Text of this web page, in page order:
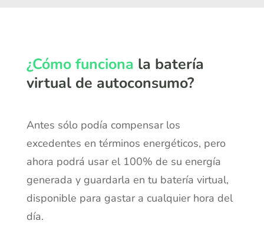
¿Cómo funciona la batería
virtual de autoconsumo?
Antes sólo podía compensar los
excedentes en términos energéticos, pero
ahora podrá usar el 100% de su energía
generada y guardarla en tu batería virtual,
disponible para gastar a cualquier hora del
día.